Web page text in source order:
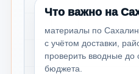
Что важно на
материалы по
с учётом доставки,
проверить вводные до
бюджета.